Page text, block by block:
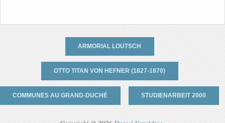
ARMORIAL LOUTSCH
OTTO TITAN VON HEFNER (1827-1870)
COMMUNES AU GRAND-DUCHÉ STUDIENARBEIT 2000